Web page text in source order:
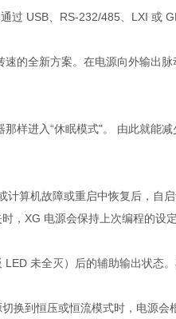
过 USB、RS-232/485、LXI 或
的全新方案。在电源向外输出
样进入“休眠模式"。 由此就能
算机故障或重启中恢复后，自
，XG 电源会保持上次编程的设
未全灭）后的辅助输出状态
换到恒压或恒流模式时，电源